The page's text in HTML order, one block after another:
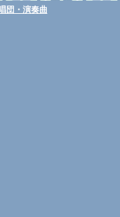
団・演奏曲